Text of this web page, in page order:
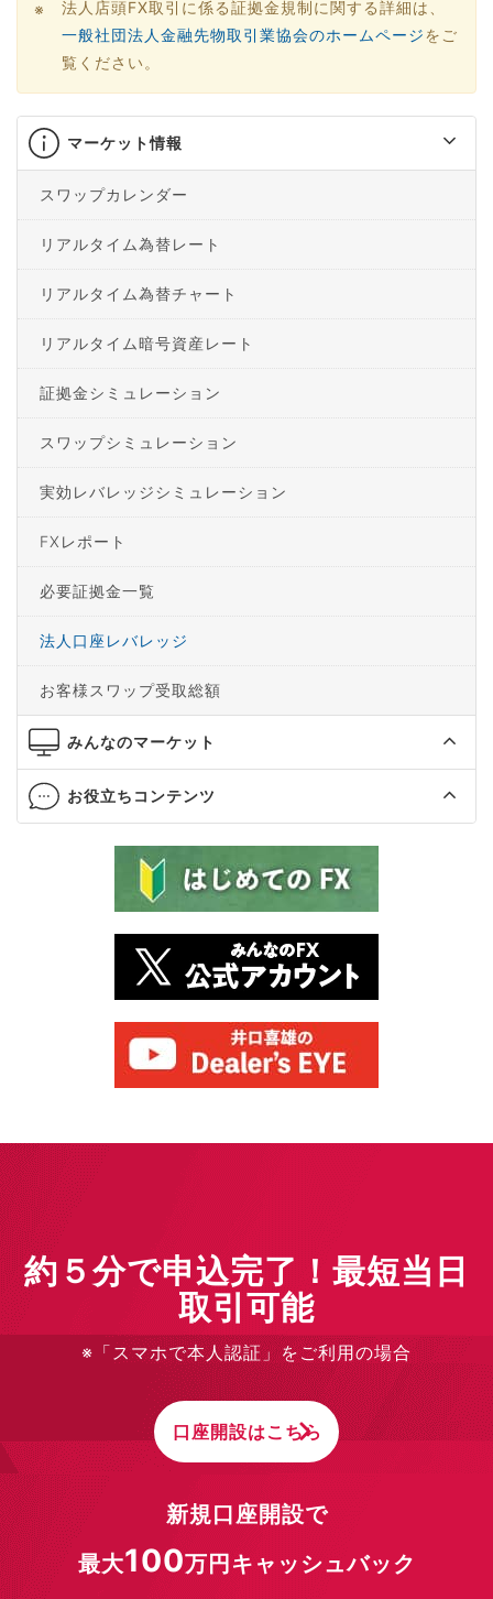
法人店頭FX取引に係る証拠金規制に関する詳細は、
一般社団法人金融先物取引業協会のホームページをご
覧ください。
マーケット情報
スワップカレンダー
リアルタイム為替レート
リアルタイム為替チャート
リアルタイム暗号資産レート
証拠金シミュレーション
スワップシミュレーション
実効レバレッジシミュレーション
FXレポート
必要証拠金一覧
法人口座レバレッジ
お客様スワップ受取総額
みんなのマーケット
お役立ちコンテンツ
約５分で申込完了！最短当日
取引可能
※「スマホで本人認証」をご利用の場合
口座開設はこちら
新規口座開設で
最大100万円キャッシュバック